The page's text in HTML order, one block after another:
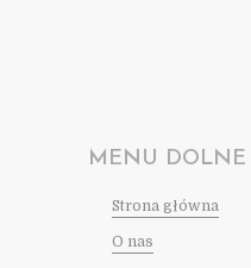
MENU DOLNE
Strona główna
O nas